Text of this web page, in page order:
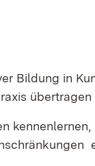
Bildung in
übertragen